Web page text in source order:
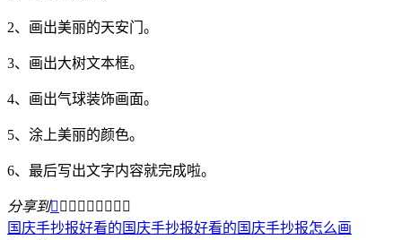
2、画出美丽的天安门。
3、画出大树文本框。
4、画出气球装饰画面。
5、涂上美丽的颜色。
6、最后写出文字内容就完成啦。
分享到        
国庆手抄报好看的国庆手抄报好看的国庆手抄报怎么画